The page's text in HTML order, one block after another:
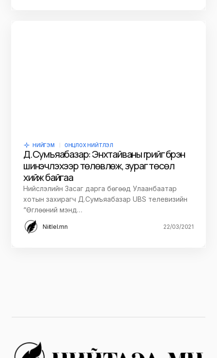
НИЙГЭМ ОНЦЛОХ НИЙТЛЭЛ
Д.Сумъяабазар: Энхтайваны гүүрийг бүрэн
шинэчлэхээр төлөвлөж, зураг төсөл
хийж байгаа
Нийслэлийн Засаг дарга бөгөөд Улаанбаатар
хотын захирагч Д.Сумъяабазар UBS телевизийн
“Өглөөний мэнд…
Niitlel.mn 22/03/2021